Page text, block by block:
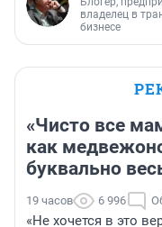
владелец в
бизнесе
«Чисто все
как
буквально
19 часов 6 996
«Не хочется в это